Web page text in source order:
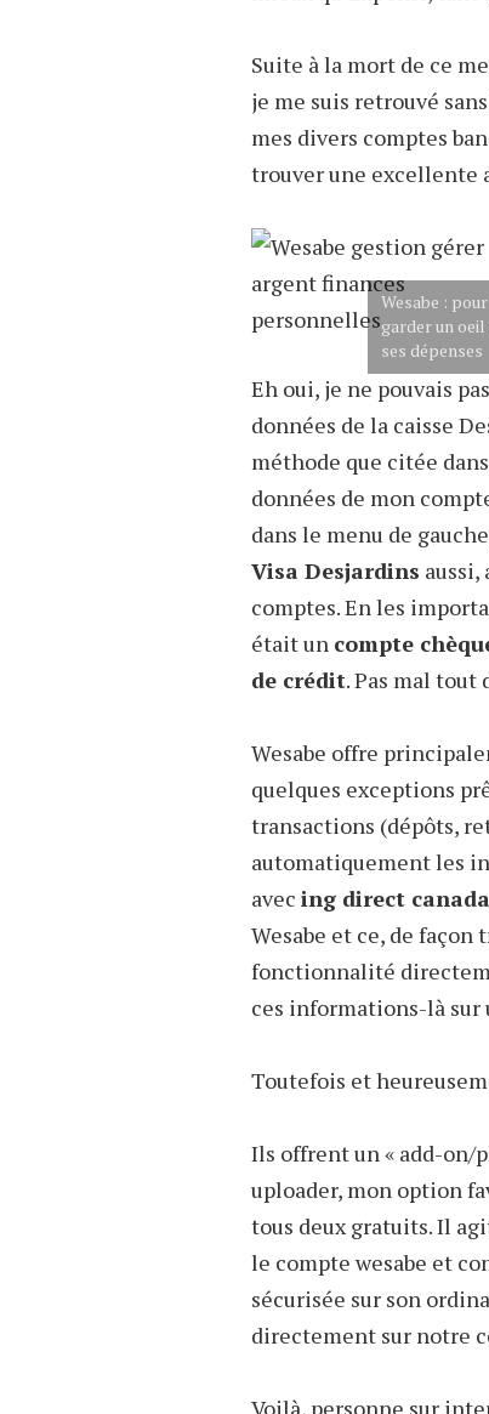
Suite à la mort de ce
je me suis retrouvé
mes divers comptes
trouver une excellente
Wesabe : pour
garder un
ses dépenses
Eh oui, je ne pouvais
données de la caisse
méthode que citée
données de mon
dans le menu de
Visa Desjardins aussi,
comptes. En les
était un compte
de crédit. Pas mal tout
Wesabe offre
quelques exceptions
transactions (dépôts,
automatiquement les
avec ing direct canada
Wesabe et ce, de
fonctionnalité
ces informations-là sur
Toutefois et
Ils offrent un « add-on/
uploader, mon option
tous deux gratuits. Il
le compte wesabe et
sécurisée sur son
directement sur notre
Voilà, personne sur